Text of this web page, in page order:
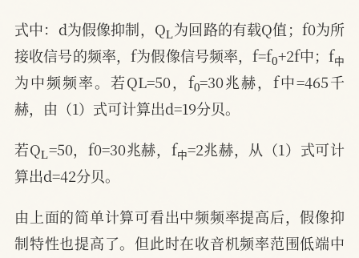
式中：d为假像抑制，Q 为回路的有载Q值；f0为所
接收信号的频率，f为假像信号频率，f=f0+2f中；f中
中
为中频频率。若QL=50，f0=30兆赫，f中=465千
赫，由（1）式可计算出d=19分贝。
若Q =50，f0=30兆赫，f中
中 =2兆赫，从（1）式可计
算出d=42分贝。
由上面的简单计算可看出中频频率提高后，假像抑
制特性也提高了。但此时在收音机频率范围低端中